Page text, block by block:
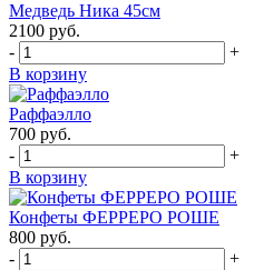
Медведь Ника 45см
2100 руб.
-
+
В корзину
Раффаэлло
700 руб.
-
+
В корзину
Конфеты ФЕРРЕРО РОШЕ
800 руб.
-
+